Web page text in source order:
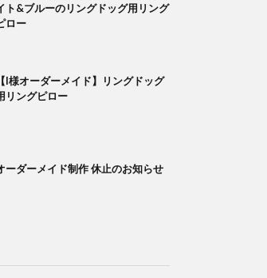
ト&ブルーのリングドッグ用リング
ロー
【I様オーダーメイド】リングドッグ
リングピロー
ーダーメイド制作 休止のお知らせ